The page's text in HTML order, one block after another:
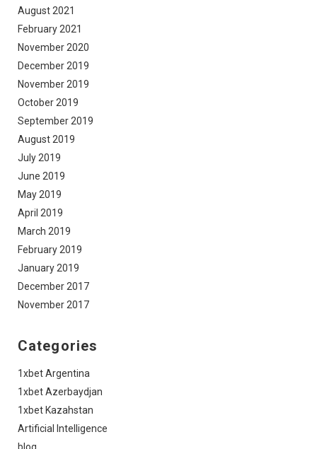
August 2021
February 2021
November 2020
December 2019
November 2019
October 2019
September 2019
August 2019
July 2019
June 2019
May 2019
April 2019
March 2019
February 2019
January 2019
December 2017
November 2017
Categories
1xbet Argentina
1xbet Azerbaydjan
1xbet Kazahstan
Artificial Intelligence
blog